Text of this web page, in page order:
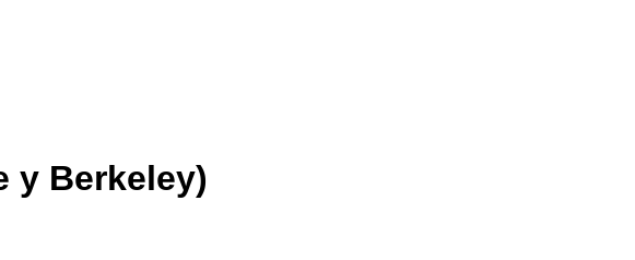
y Berkeley)